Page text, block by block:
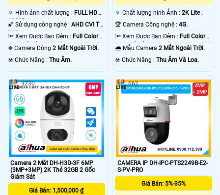
🔅 Hình ảnh chất lượng : FULL HD
1080P .
🌠 Sử dụng công nghệ : AHD CVI TVI
BCS.
🔦 Xem Được Ban Đêm : Full Color
50m Có Màu Ban Ðêm.
❄ Camera Dòng 2 Mắt Ngoài Trời.
️☣️ Chức Năng : Thu Âm.
🔅 Chất lượng hình Ảnh :2K Lite .
🏆 Camera Công nghệ :4G.
🔦 Xem Được Ban Đêm : Full Color
50m Có Màu Ban Ðêm.
🌧️ Mẫu Camera2 Mắt Ngoài Trời.
️☣️ Chức Năng :Thu Âm Và Loa.
Camera 2 Mắt DH-H3D-3F 6MP
(3MP+3MP) 2K Thẻ 32GB 2 Gốc
Giám Sát
Giá Bán: 1,500,000 ₫
3230
CAMERA IP DH-IPC-PTS2249B-E2-
S-PV-PRO
Giá Bán: 5%-35%
662